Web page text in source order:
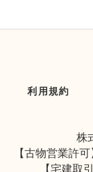
利用規約
株
【古物営業許
【宅建取